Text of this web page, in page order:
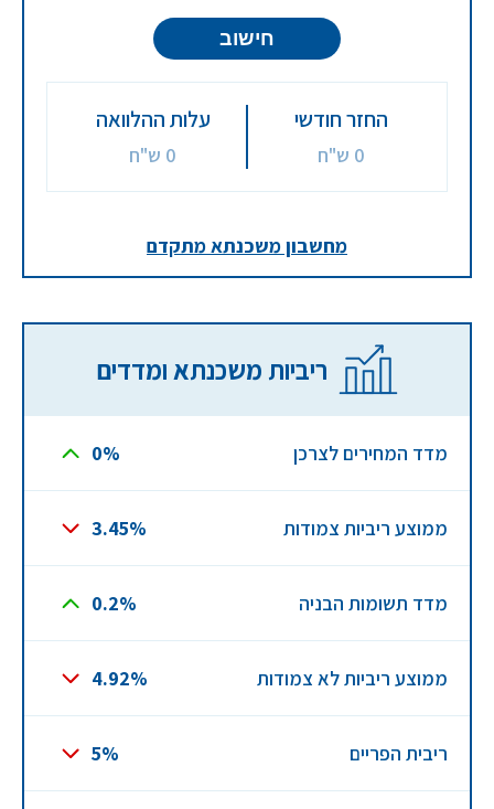
חישוב
החזר חודשי
0 ש"ח
עלות ההלוואה
0 ש"ח
מחשבון משכנתא מתקדם
ריביות משכנתא ומדדים
מדד המחירים לצרכן 0%
ממוצע ריביות צמודות 3.45%
מדד תשומות הבניה 0.2%
ממוצע ריביות לא צמודות 4.92%
ריבית הפריים 5%